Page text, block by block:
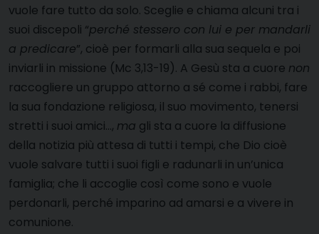
vuole fare tutto da solo. Sceglie e chiama alcuni tra i
suoi discepoli “perché stessero con lui e per mandarli
a predicare”, cioè per formarli alla sua sequela e poi
inviarli in missione (Mc 3,13-19). A Gesù sta a cuore non
raccogliere un gruppo attorno a sé come i rabbi, fare
la sua fondazione religiosa, il suo movimento, tenersi
stretti i suoi amici…, ma gli sta a cuore la diffusione
della notizia più attesa di tutti i tempi, che Dio cioè
vuole salvare tutti i suoi figli e radunarli in un’unica
famiglia; che li accoglie così come sono e vuole
perdonarli, perché imparino ad amarsi e a vivere in
comunione.